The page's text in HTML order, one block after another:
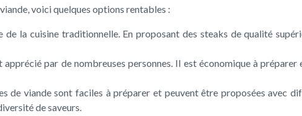
voici quelques options rentables :
de la cuisine traditionnelle. En proposant des steaks de qualité
par de nombreuses personnes. Il est économique à
de viande sont faciles à préparer et peuvent être proposées avec
de saveurs.